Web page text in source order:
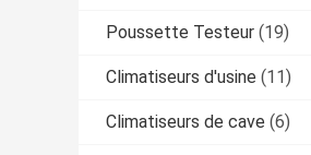
Poussette Testeur (19)
Climatiseurs d'usine (11)
Climatiseurs de cave (6)